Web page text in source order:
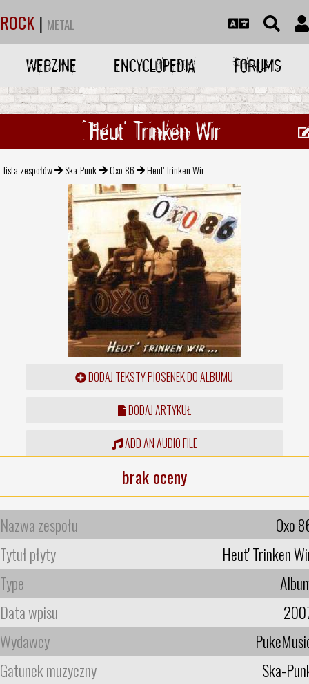
ROCK | METAL
WEBZINE ENCYCLOPEDIA FORUMS
Heut' Trinken Wir
lista zespołów Ska-Punk Oxo 86 Heut' Trinken Wir
DODAJ TEKSTY PIOSENEK DO ALBUMU
DODAJ ARTYKUŁ
ADD AN AUDIO FILE
brak oceny
Nazwa zespołu
Oxo
Tytuł płyty
Heut' Trinken
Type
Data wpisu
Wydawcy
Gatunek muzyczny
Ska-